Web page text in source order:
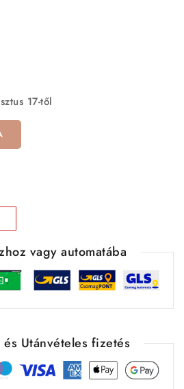
17-től
vagy automatába
és Utánvételes fizetés